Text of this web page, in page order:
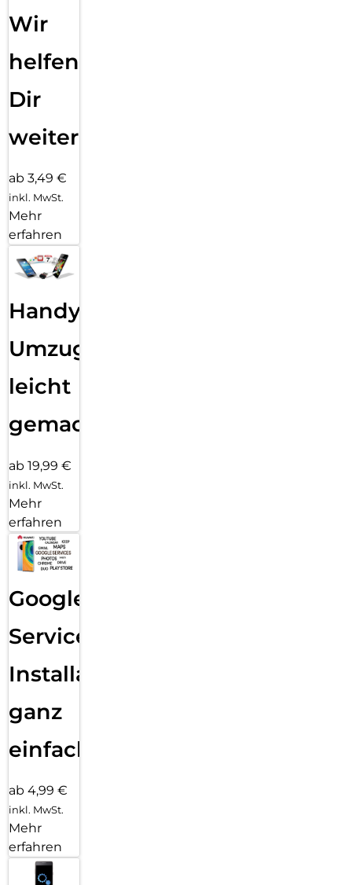
Wir
helfen
Dir
weiter
ab 3,49 €
inkl. MwSt.
Mehr
erfahren
Handy
Umzug
leicht
gemacht!
ab 19,99 €
inkl. MwSt.
Mehr
erfahren
Google
Services
Installation
ganz
einfach
ab 4,99 €
inkl. MwSt.
Mehr
erfahren